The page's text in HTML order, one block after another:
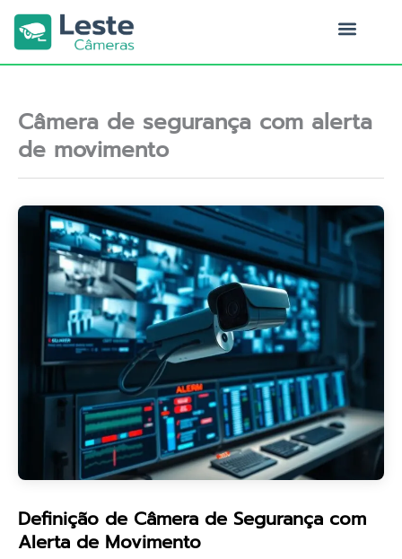
para
conteúdo
Câmera de segurança com alerta
de movimento
Definição de Câmera de Segurança com
Alerta de Movimento